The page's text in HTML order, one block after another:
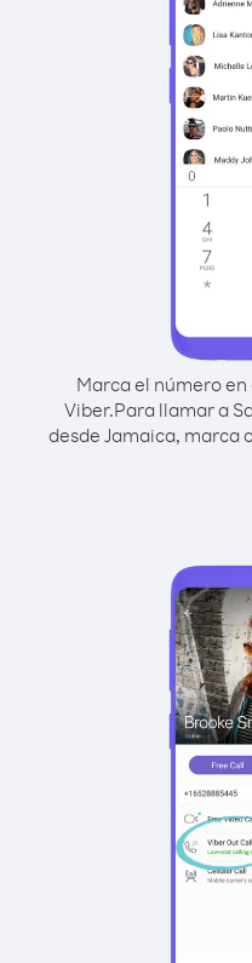
Marca el número
Viber.Para llamar a
desde Jamaica, marca